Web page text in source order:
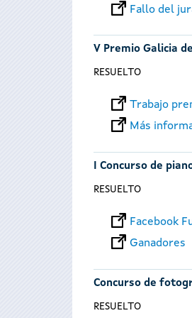
Fallo del
V Premio Galicia
RESUELTO
Trabajo
Más
I Concurso de
RESUELTO
Facebook
Ganadores
Concurso de
RESUELTO